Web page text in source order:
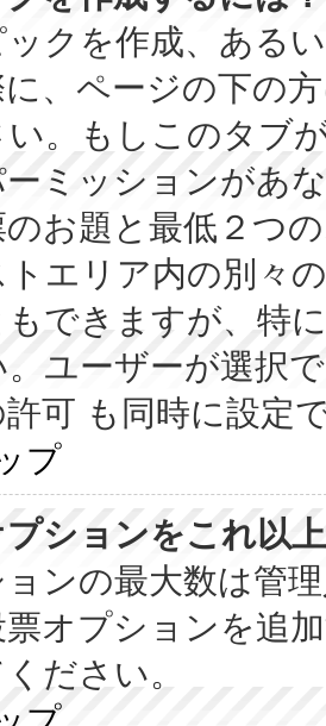
クを作成、ある
、ページの下の
い。もしこのタブ
ミッションがあ
のお題と最低２つ
エリア内の別々
できますが、特
ユーザーが選択
可 も同時に設定
プ
ションをこれ以
ンの最大数は管
票オプションを追
ださい。